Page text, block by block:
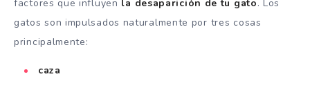
factores que influyen la desaparición de tu gato. Los
gatos son impulsados ​​naturalmente por tres cosas
principalmente:
caza